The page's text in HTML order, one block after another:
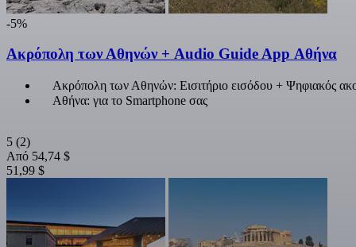
-5%
Ακρόπολη των Αθηνών + Audio Guide App Αθήνα
Ακρόπολη των Αθηνών: Εισιτήριο εισόδου + Ψηφιακός
Αθήνα: για το Smartphone σας
5 (2)
Από 54,74 $
51,99 $